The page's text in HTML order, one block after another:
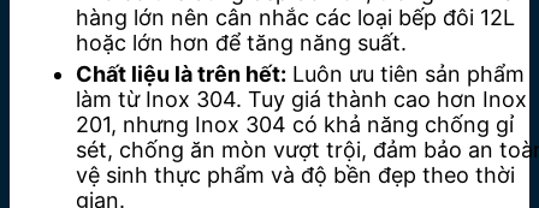
hàng lớn nên cân nhắc các loại bếp đôi 12L
hoặc lớn hơn để tăng năng suất.
Chất liệu là trên hết: Luôn ưu tiên sản phẩm
làm từ Inox 304. Tuy giá thành cao hơn Inox
201, nhưng Inox 304 có khả năng chống gỉ
sét, chống ăn mòn vượt trội, đảm bảo an
vệ sinh thực phẩm và độ bền đẹp theo thời
gian.